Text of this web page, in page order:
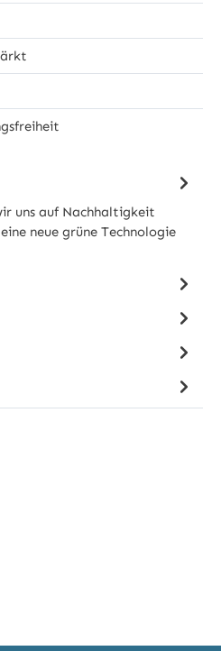
uns auf Nachhaltigkeit
neue grüne Technologie